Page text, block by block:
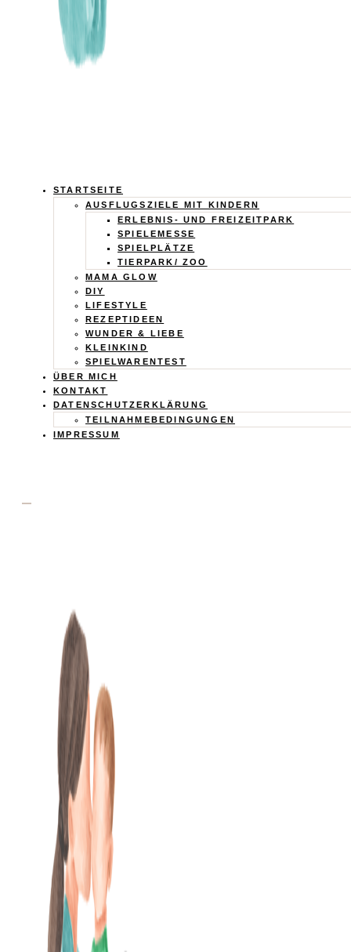
Calistas
Traum
STARTSEITE
AUSFLUGSZIELE MIT KINDERN
ERLEBNIS- UND FREIZEITPARK
SPIELEMESSE
SPIELPLÄTZE
TIERPARK/ ZOO
MAMA GLOW
DIY
LIFESTYLE
REZEPTIDEEN
WUNDER & LIEBE
KLEINKIND
SPIELWARENTEST
ÜBER MICH
KONTAKT
DATENSCHUTZERKLÄRUNG
TEILNAHMEBEDINGUNGEN
IMPRESSUM